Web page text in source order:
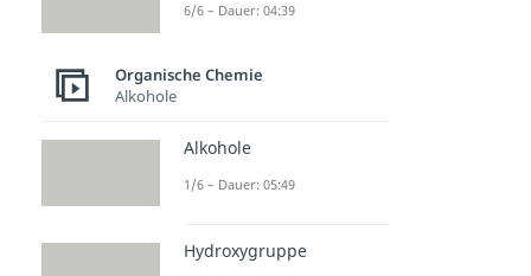
6/6 – Dauer: 04:39
Organische Chemie
Alkohole
Alkohole
1/6 – Dauer: 05:49
Hydroxygruppe